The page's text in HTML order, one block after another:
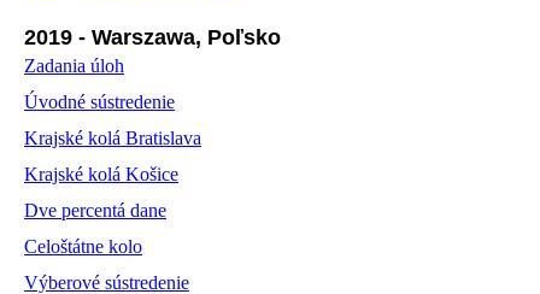
2019 - Warszawa, Poľsko
Zadania úloh
Úvodné sústredenie
Krajské kolá Bratislava
Krajské kolá Košice
Dve percentá dane
Celoštátne kolo
Výberové sústredenie